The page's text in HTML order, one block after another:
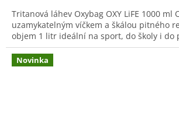
Tritanová láhev Oxybag OXY LiFE 1000 ml
uzamykatelným víčkem a škálou pitného
objem 1 litr ideální na sport, do školy i do
Novinka